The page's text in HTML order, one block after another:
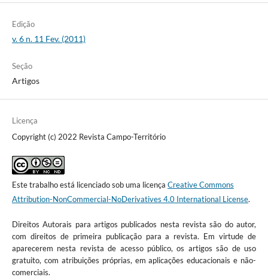
Edição
v. 6 n. 11 Fev. (2011)
Seção
Artigos
Licença
Copyright (c) 2022 Revista Campo-Território
Este trabalho está licenciado sob uma licença Creative Commons
Attribution-NonCommercial-NoDerivatives 4.0 International License.
Direitos Autorais para artigos publicados nesta revista são do autor,
com direitos de primeira publicação para a revista. Em virtude de
aparecerem nesta revista de acesso público, os artigos são de uso
gratuito, com atribuições próprias, em aplicações educacionais e não-
comerciais.